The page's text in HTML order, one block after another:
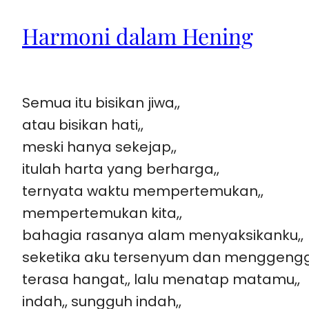
Harmoni dalam Hening
Semua itu bisikan jiwa,,
atau bisikan hati,,
meski hanya sekejap,,
itulah harta yang berharga,,
ternyata waktu mempertemukan,,
mempertemukan kita,,
bahagia rasanya alam menyaksikanku,,
seketika aku tersenyum dan
terasa hangat,, lalu menatap matamu,,
indah,, sungguh indah,,